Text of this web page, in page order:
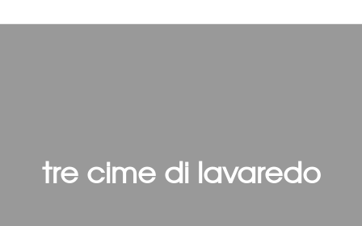
tre cime di lavaredo